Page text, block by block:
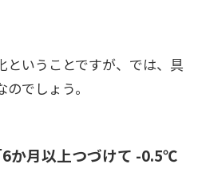
ということですが、では、具
でしょう。
か月以上つづけて -0.5℃